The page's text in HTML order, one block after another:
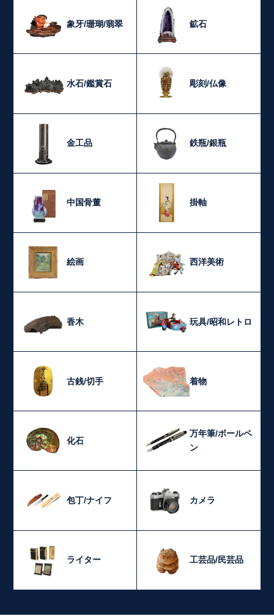
象牙/珊瑚/翡翠 鉱石
水石/鑑賞石 彫刻/仏像
金工品 鉄瓶/銀瓶
中国骨董 掛軸
絵画 西洋美術
香木 玩具/昭和レトロ
古銭/切手 着物
化石
万年筆/ボールペ
ン
包丁/ナイフ カメラ
ライター 工芸品/民芸品